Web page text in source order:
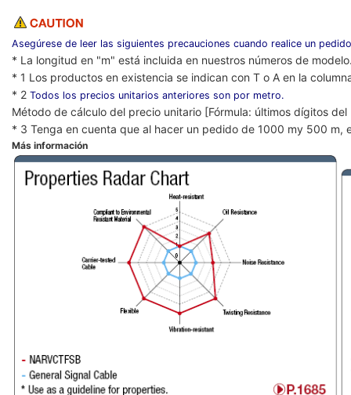
Asegúrese de leer las siguientes precauciones cuando realice un
* La longitud en "m" está incluida en nuestros números de
* 1 Los productos en existencia se indican con T o A en la
* 2 Todos los precios unitarios anteriores son por metro.
Método de cálculo del precio unitario [Fórmula: últimos dígitos
* 3 Tenga en cuenta que al hacer un pedido de 1000 my 500
Más información